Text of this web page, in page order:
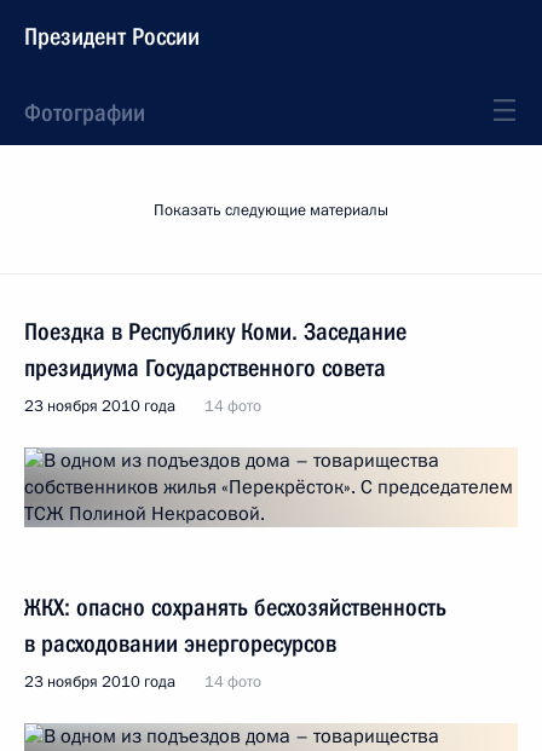
Президент России
Фотографии
Показать следующие материалы
Поездка в Республику Коми. Заседание
президиума Государственного совета
23 ноября 2010 года 14 фото
ЖКХ: опасно сохранять бесхозяйственность
в расходовании энергоресурсов
23 ноября 2010 года 14 фото